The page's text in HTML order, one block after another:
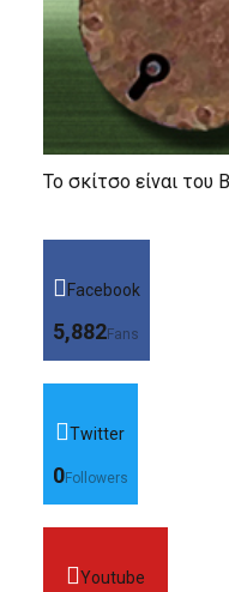
Το σκίτσο είναι του
Facebook
5,882Fans
Twitter
0Followers
Youtube